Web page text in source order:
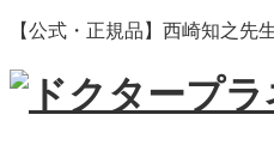
【公式・正規品】西崎知之先